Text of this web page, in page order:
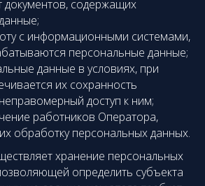
документов, содержащих
с информационными системами,
персональные данные;
данные в условиях, при
их сохранность
доступ к ним;
работников Оператора,
обработку персональных данных.
хранение персональных
определить субъекта